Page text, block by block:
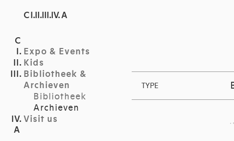
C I.II.III.IV. A
Expo & Events
Kids
Bibliotheek &
Archieven
Bibliotheek
Archieven
Visit us
TYPE